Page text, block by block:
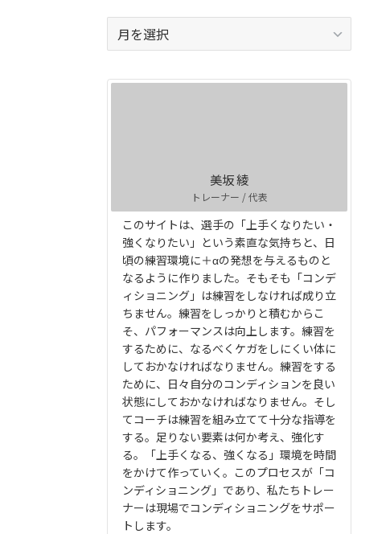
イ
美坂 綾
トレーナー / 代表
このサイトは、選手の「上手くなりたい・
強くなりたい」という素直な気持ちと、日
頃の練習環境に＋αの発想を与えるものと
なるように作りました。そもそも「コンデ
ィショニング」は練習をしなければ成り立
ちません。練習をしっかりと積むからこ
そ、パフォーマンスは向上します。練習を
するために、なるべくケガをしにくい体に
しておかなければなりません。練習をする
ために、日々自分のコンディションを良い
状態にしておかなければなりません。そし
てコーチは練習を組み立てて十分な指導を
する。足りない要素は何か考え、強化す
る。「上手くなる、強くなる」環境を時間
をかけて作っていく。このプロセスが「コ
ンディショニング」であり、私たちトレー
ナーは現場でコンディショニングをサポー
トします。